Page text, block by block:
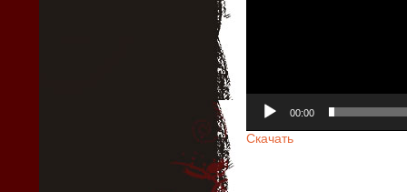
00:00
Скачать